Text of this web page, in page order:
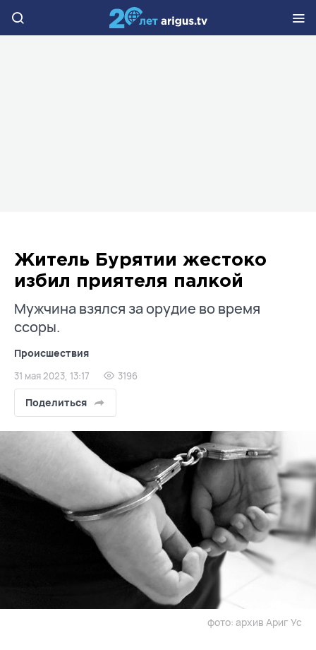
Житель Бурятии жестоко
избил приятеля палкой
Мужчина взялся за орудие во время
ссоры.
Происшествия
31 мая 2023, 13:17 3196
Поделиться
фото: архив Ариг Ус